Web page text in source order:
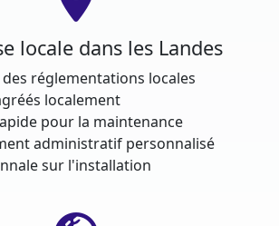
locale dans les Landes
des réglementations locales
localement
pour la maintenance
administratif personnalisé
sur l'installation